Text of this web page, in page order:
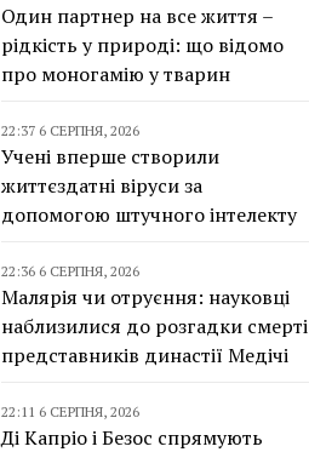
Один партнер на все життя –
рідкість у природі: що відомо
про моногамію у тварин
22:37 6 СЕРПНЯ, 2026
Учені вперше створили
життєздатні віруси за
допомогою штучного інтелекту
22:36 6 СЕРПНЯ, 2026
Малярія чи отруєння: науковці
наблизилися до розгадки смерті
представників династії Медічі
22:11 6 СЕРПНЯ, 2026
Ді Капріо і Безос спрямують